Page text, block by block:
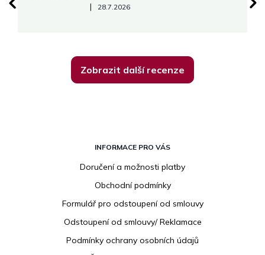
Hodnocení obchodu je 5 z 5 hvězdiček.
| 28.7.2026
Zobrazit další recenze
INFORMACE PRO VÁS
Doručení a možnosti platby
Obchodní podmínky
Formulář pro odstoupení od smlouvy
Odstoupení od smlouvy/ Reklamace
Podmínky ochrany osobních údajů